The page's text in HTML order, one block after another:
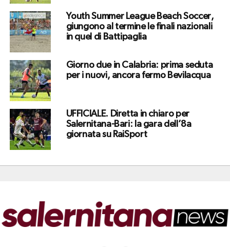
Youth Summer League Beach Soccer,
giungono al termine le finali nazionali
in quel di Battipaglia
Giorno due in Calabria: prima seduta
per i nuovi, ancora fermo Bevilacqua
UFFICIALE. Diretta in chiaro per
Salernitana-Bari: la gara dell’8a
giornata su RaiSport